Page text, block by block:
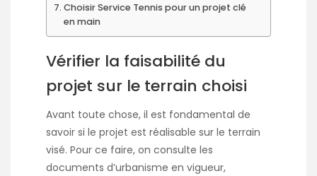
Choisir Service Tennis pour un projet clé
en main
Vérifier la faisabilité du
projet sur le terrain choisi
Avant toute chose, il est fondamental de
savoir si le projet est réalisable sur le terrain
visé. Pour ce faire, on consulte les
documents d’urbanisme en vigueur,